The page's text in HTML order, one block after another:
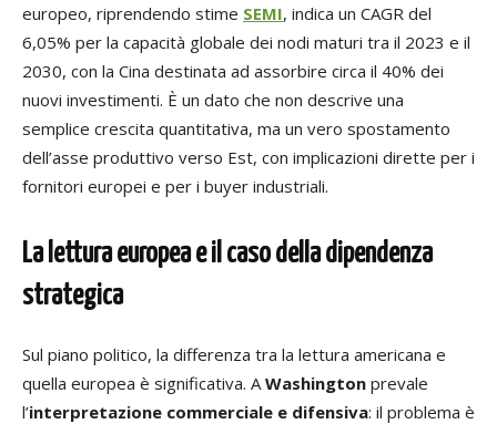
europeo, riprendendo stime SEMI, indica un CAGR del
6,05% per la capacità globale dei nodi maturi tra il 2023 e il
2030, con la Cina destinata ad assorbire circa il 40% dei
nuovi investimenti. È un dato che non descrive una
semplice crescita quantitativa, ma un vero spostamento
dell’asse produttivo verso Est, con implicazioni dirette per i
fornitori europei e per i buyer industriali.
La lettura europea e il caso della dipendenza
strategica
Sul piano politico, la differenza tra la lettura americana e
quella europea è significativa. A Washington prevale
l’interpretazione commerciale e difensiva: il problema è